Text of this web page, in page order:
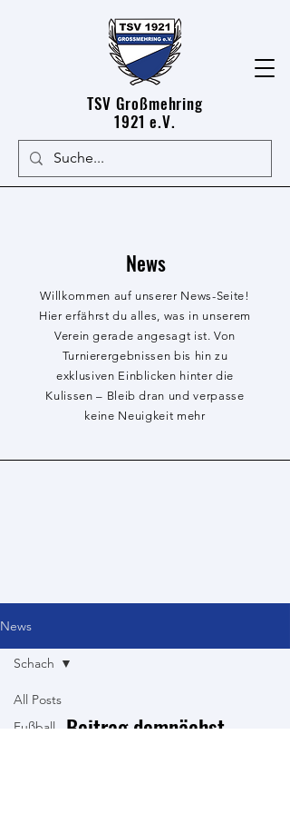
TSV Großmehring
1921 e.V.
News
Willkommen auf unserer News-Seite!
Hier erfährst du alles, was in unserem
Verein gerade angesagt ist. Von
Turnierergebnissen bis hin zu
exklusiven Einblicken hinter die
Kulissen – Bleib dran und verpasse
keine Neuigkeit mehr
News
All Posts
Fußball
Schach
Beitrag demnächst